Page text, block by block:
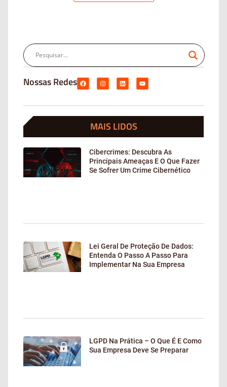
Nossas Redes
MAIS LIDOS
Cibercrimes: Descubra As
Principais Ameaças E O Que Fazer
Se Sofrer Um Crime Cibernético
Lei Geral De Proteção De Dados:
Entenda O Passo A Passo Para
Implementar Na Sua Empresa
LGPD Na Prática – O Que É E Como
Sua Empresa Deve Se Preparar